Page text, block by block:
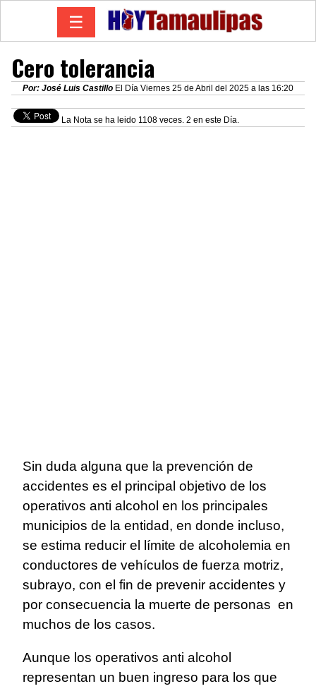
☰
Cero tolerancia
Por: José Luis Castillo El Día Viernes 25 de Abril del 2025 a las 16:20
La Nota se ha leido 1108 veces. 2 en este Día.
Sin duda alguna que la prevención de
accidentes es el principal objetivo de los
operativos anti alcohol en los principales
municipios de la entidad, en donde incluso,
se estima reducir el límite de alcoholemia en
conductores de vehículos de fuerza motriz,
subrayo, con el fin de prevenir accidentes y
por consecuencia la muerte de personas en
muchos de los casos.
Aunque los operativos anti alcohol
representan un buen ingreso para los que